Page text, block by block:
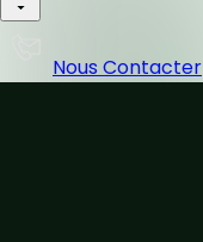
Nous Contacter